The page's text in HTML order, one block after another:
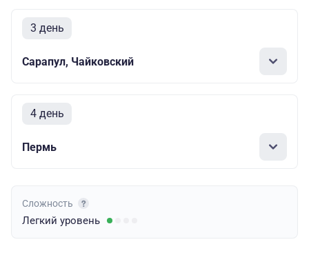
3 день
Сарапул, Чайковский
4 день
Пермь
Сложность
Легкий уровень